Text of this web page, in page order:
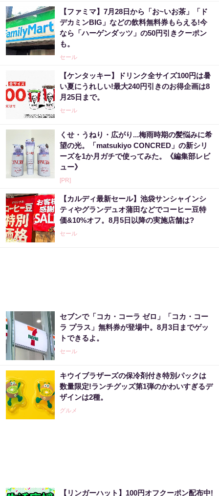
【ファミマ】7月28日から「お~いお茶」「ド
デカミンBIG」などの飲料無料券もらえる!今
なら「ハーゲンダッツ」の50円引きクーポン
も。
セール
【ケンタッキー】ドリンク全サイズ100円は暑
い夏にうれしい!最大240円引きのお得企画は8
月25日まで。
セール
くせ・うねり・広がり...梅雨時期の髪悩みに希
望の光。「matsukiyo CONCRED」の新シリ
ーズを1か月ガチで使ってみた。《編集部レビ
ュー》
[PR]
【カルディ最新セール】池袋サンシャインシ
ティやグランデュオ蒲田などでコーヒー豆特
価&10%オフ。8月5日以降の実施店舗は?
セール
セブンで「コカ・コーラ ゼロ」「コカ・コー
ラ プラス」無料券が登場中。8月3日までゲッ
トできるよ。
セール
キウイブラザーズの保冷剤付き特別パックは
数量限定!ランチグッズ第1弾のかわいすぎるデ
ザインは2種。
グルメ
【リンガーハット】100円オフクーポン配布中!